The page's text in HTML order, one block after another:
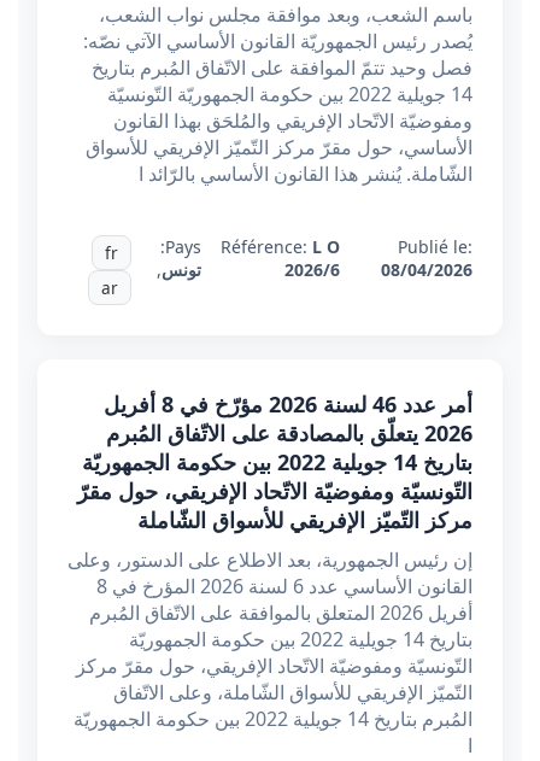
باسم الشعب، وبعد موافقة مجلس نواب الشعب،
يُصدر رئيس الجمهوريّة القانون الأساسي الآتي نصّه:
فصل وحيد تتمّ الموافقة على الاتّفاق المُبرم بتاريخ
14 جويلية 2022 بين حكومة الجمهوريّة التّونسيّة
ومفوضيّة الاتّحاد الإفريقي والمُلحَق بهذا القانون
الأساسي، حول مقرّ مركز التّميّز الإفريقي للأسواق
الشّاملة. يُنشر هذا القانون الأساسي بالرّائد ا
Publié le:
08/04/2026
Référence: L O
2026/6
Pays:
تونس,
fr
ar
أمر عدد 46 لسنة 2026 مؤرّخ في 8 أفريل
2026 يتعلّق بالمصادقة على الاتّفاق المُبرم
بتاريخ 14 جويلية 2022 بين حكومة الجمهوريّة
التّونسيّة ومفوضيّة الاتّحاد الإفريقي، حول مقرّ
مركز التّميّز الإفريقي للأسواق الشّاملة
إن رئيس الجمهورية، بعد الاطلاع على الدستور، وعلى
القانون الأساسي عدد 6 لسنة 2026 المؤرخ في 8
أفريل 2026 المتعلق بالموافقة على الاتّفاق المُبرم
بتاريخ 14 جويلية 2022 بين حكومة الجمهوريّة
التّونسيّة ومفوضيّة الاتّحاد الإفريقي، حول مقرّ مركز
التّميّز الإفريقي للأسواق الشّاملة، وعلى الاتّفاق
المُبرم بتاريخ 14 جويلية 2022 بين حكومة الجمهوريّة
ا